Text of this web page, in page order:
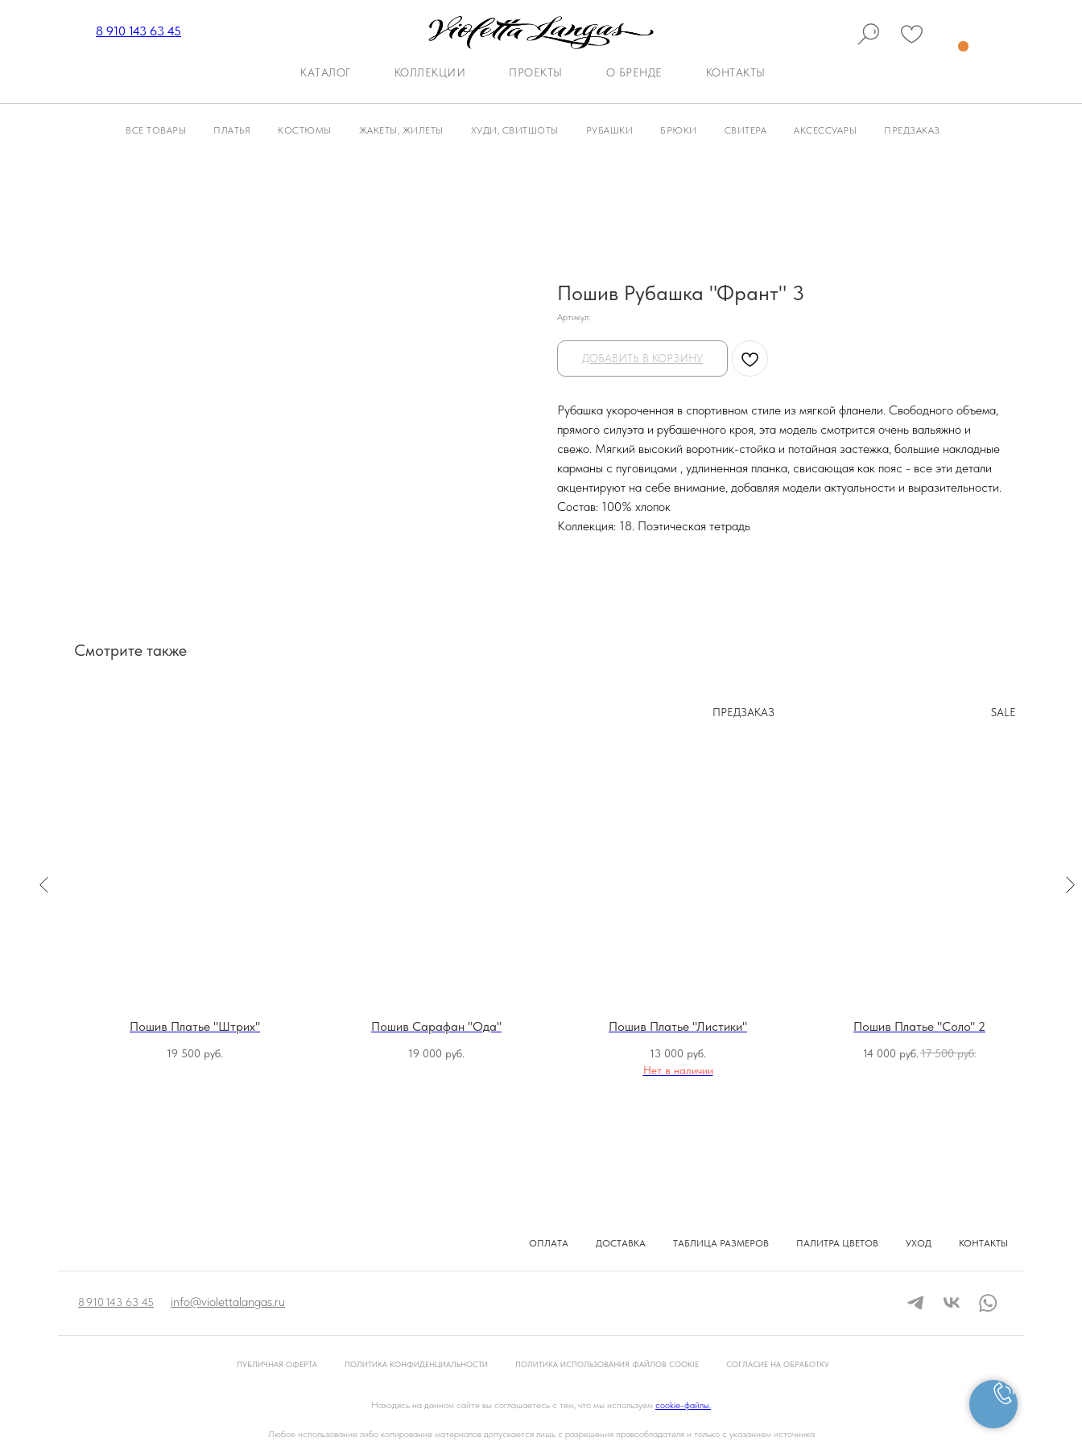
8 910 143 63 45
КАТАЛОГ КОЛЛЕКЦИИ ПРОЕКТЫ О БРЕНДЕ КОНТАКТЫ
ВСЕ ТОВАРЫ ПЛАТЬЯ КОСТЮМЫ ЖАКЕТЫ, ЖИЛЕТЫ ХУДИ, СВИТШОТЫ РУБАШКИ БРЮКИ СВИТЕРА АКСЕССУАРЫ ПРЕДЗАКАЗ
Пошив Рубашка "Франт" 3
Артикул:
ДОБАВИТЬ В КОРЗИНУ
Рубашка укороченная в спортивном стиле из мягкой фланели. Свободного объема,
прямого силуэта и рубашечного кроя, эта модель смотрится очень вальяжно и
свежо. Мягкий высокий воротник-стойка и потайная застежка, большие накладные
карманы с пуговицами , удлиненная планка, свисающая как пояс - все эти детали
акцентируют на себе внимание, добавляя модели актуальности и выразительности.
Состав: 100% хлопок
Коллекция: 18. Поэтическая тетрадь
Смотрите также
Пошив Платье "Штрих"
19 500 руб.
Пошив Сарафан "Ода"
19 000 руб.
ПРЕДЗАКАЗ
Пошив Платье "Листики"
13 000 руб.
Нет в наличии
SALE
Пошив Платье "Соло" 2
14 000 руб. 17 500 руб.
ОПЛАТА ДОСТАВКА ТАБЛИЦА РАЗМЕРОВ ПАЛИТРА ЦВЕТОВ УХОД КОНТАКТЫ
8 910 143 63 45 info@violettalangas.ru
ПУБЛИЧНАЯ ОФЕРТА ПОЛИТИКА КОНФИДЕНЦИАЛЬНОСТИ ПОЛИТИКА ИСПОЛЬЗОВАНИЯ ФАЙЛОВ COOKIE СОГЛАСИЕ НА ОБРАБОТКУ
Находясь на данном сайте вы соглашаетесь с тем, что мы используем cookie-файлы.
Любое использование либо копирование материалов допускается лишь с разрешения правообладателя и только с указанием источника